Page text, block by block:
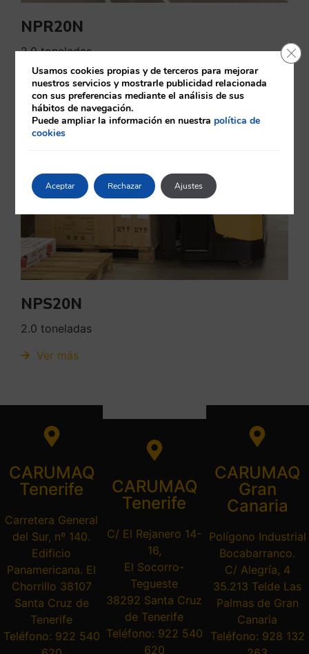
NPR20N
2.0 toneladas
Ver más
NPS20N
2.0 toneladas
Ver más
CARUMAQ
Tenerife
Carretera General
del Sur, nº 140.
Edificio
Panamericana. El
Chorrillo 38107
Santa Cruz de
Tenerife
Teléfono: 922 540
CARUMAQ
Tenerife
C/ El Rejanero 14-
16,
El Socorro-
Tegueste
38292 Santa Cruz
de Tenerife
Teléfono: 922 540
620
CARUMAQ
Gran
Canaria
Polígono Industrial
Bocabarranco.
C/ Alegría, 4
35.213 Telde Las
Palmas de Gran
Canaria
Teléfono: 928 132
Usamos cookies propias y de terceros para mejorar
nuestros servicios y mostrarle publicidad relacionada
con sus preferencias mediante el análisis de sus
hábitos de navegación.
Puede ampliar la información en nuestra política de
cookies
Aceptar Rechazar Ajustes